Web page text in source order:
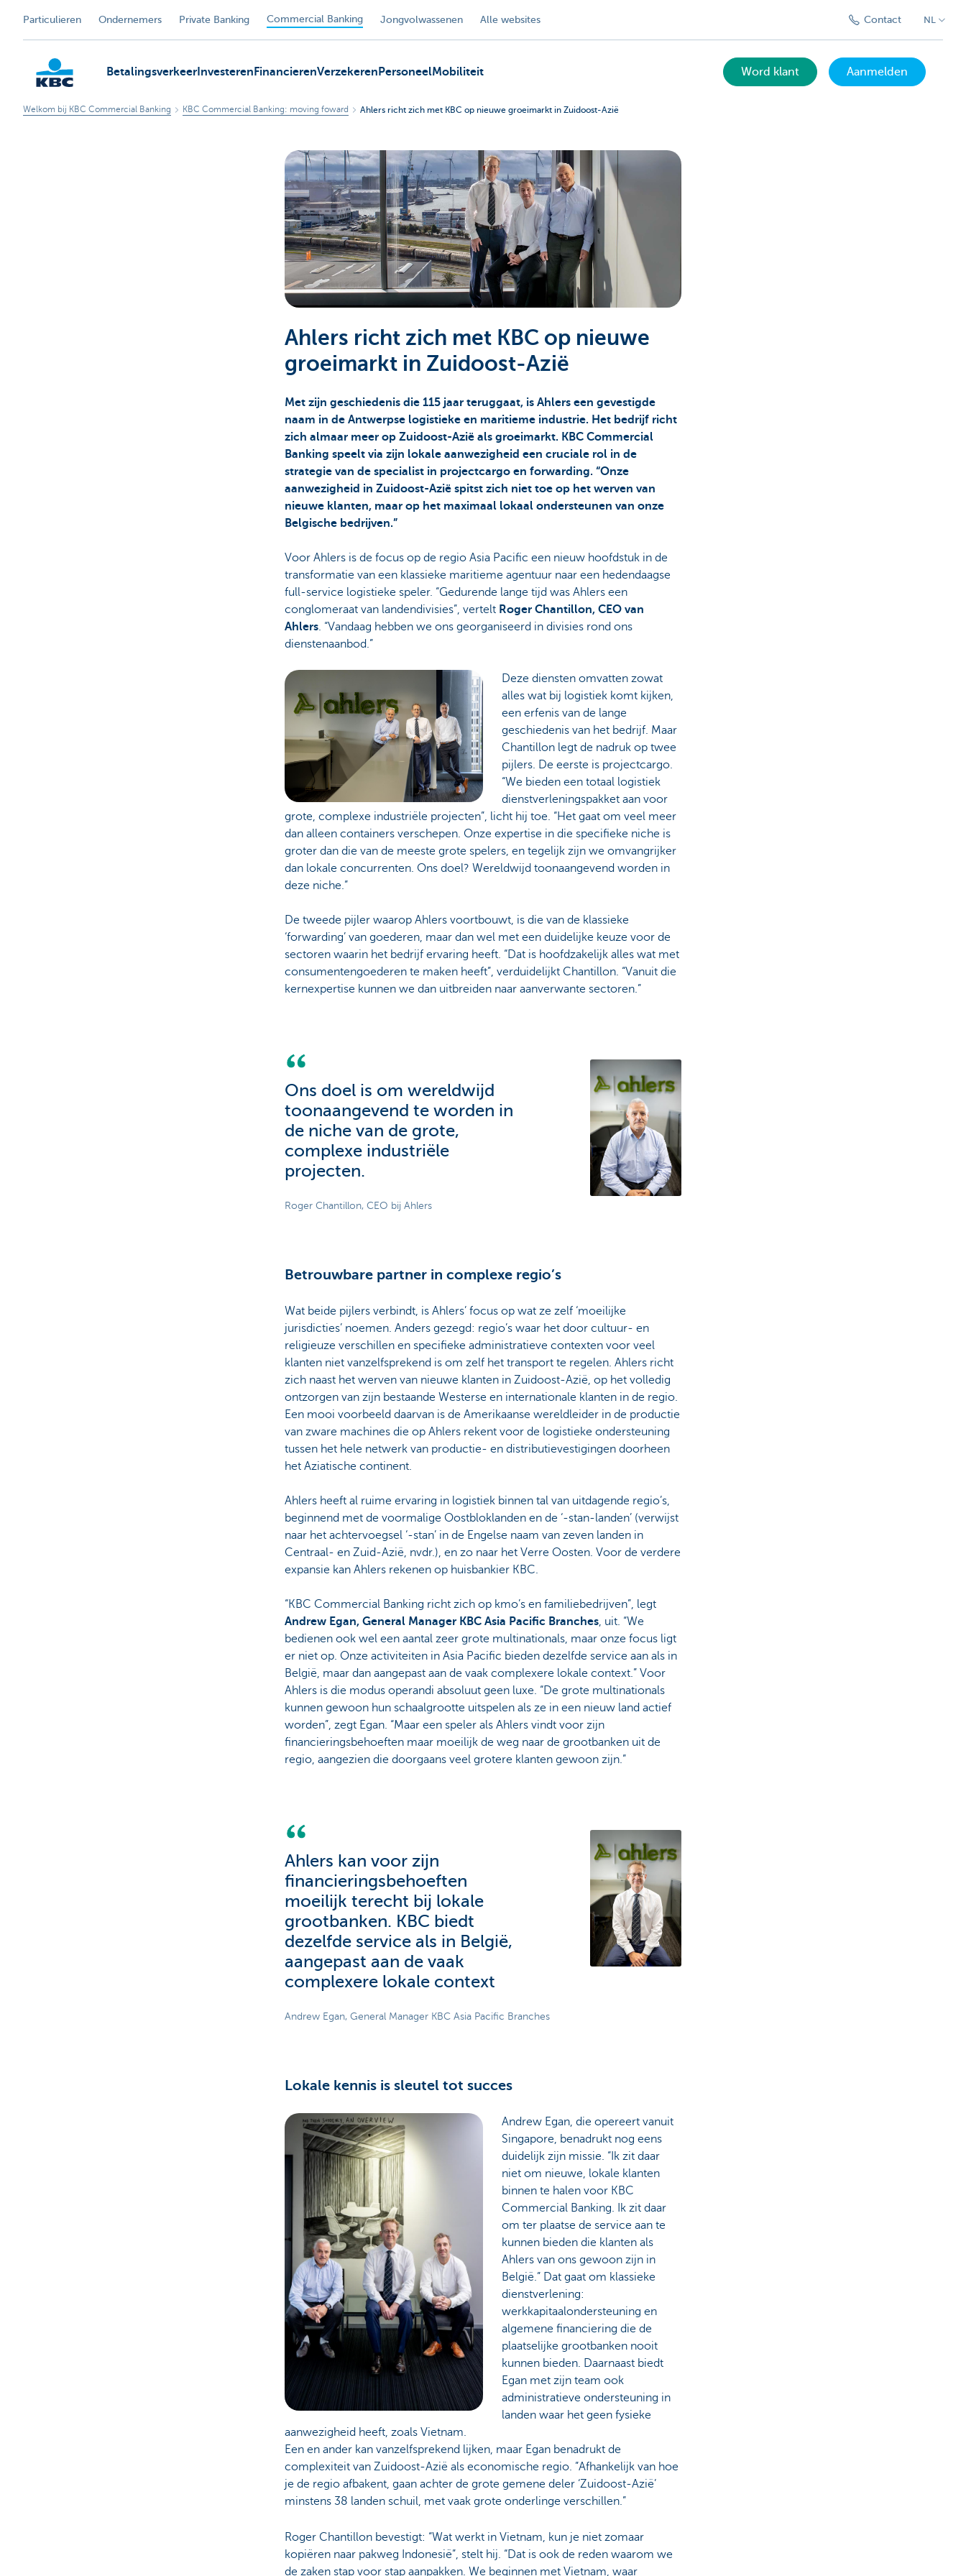
Particulieren Ondernemers Private Banking Commercial Banking Jongvolwassenen Alle websites Contact NL
Betalingsverkeer Investeren FinancierenVerzekeren PersoneelMobiliteit Word klant Aanmelden
Welkom bij KBC Commercial Banking KBC Commercial Banking: moving foward Ahlers richt zich met KBC op nieuwe groeimarkt in Zuidoost-Azië
Ahlers richt zich met KBC op nieuwe
groeimarkt in Zuidoost-Azië
Met zijn geschiedenis die 115 jaar teruggaat, is Ahlers een gevestigde
naam in de Antwerpse logistieke en maritieme industrie. Het bedrijf richt
zich almaar meer op Zuidoost-Azië als groeimarkt. KBC Commercial
Banking speelt via zijn lokale aanwezigheid een cruciale rol in de
strategie van de specialist in projectcargo en forwarding. “Onze
aanwezigheid in Zuidoost-Azië spitst zich niet toe op het werven van
nieuwe klanten, maar op het maximaal lokaal ondersteunen van onze
Belgische bedrijven.”
Voor Ahlers is de focus op de regio Asia Pacific een nieuw hoofdstuk in de
transformatie van een klassieke maritieme agentuur naar een hedendaagse
full-service logistieke speler. “Gedurende lange tijd was Ahlers een
conglomeraat van landendivisies”, vertelt Roger Chantillon, CEO van
Ahlers. “Vandaag hebben we ons georganiseerd in divisies rond ons
dienstenaanbod.”
Deze diensten omvatten zowat
alles wat bij logistiek komt kijken,
een erfenis van de lange
geschiedenis van het bedrijf. Maar
Chantillon legt de nadruk op twee
pijlers. De eerste is projectcargo.
“We bieden een totaal logistiek
dienstverleningspakket aan voor
grote, complexe industriële projecten”, licht hij toe. “Het gaat om veel meer
dan alleen containers verschepen. Onze expertise in die specifieke niche is
groter dan die van de meeste grote spelers, en tegelijk zijn we omvangrijker
dan lokale concurrenten. Ons doel? Wereldwijd toonaangevend worden in
deze niche.”
De tweede pijler waarop Ahlers voortbouwt, is die van de klassieke
‘forwarding’ van goederen, maar dan wel met een duidelijke keuze voor de
sectoren waarin het bedrijf ervaring heeft. “Dat is hoofdzakelijk alles wat met
consumentengoederen te maken heeft”, verduidelijkt Chantillon. “Vanuit die
kernexpertise kunnen we dan uitbreiden naar aanverwante sectoren.”
Ons doel is om wereldwijd
toonaangevend te worden in
de niche van de grote,
complexe industriële
projecten.
Roger Chantillon, CEO bij Ahlers
Betrouwbare partner in complexe regio’s
Wat beide pijlers verbindt, is Ahlers’ focus op wat ze zelf ‘moeilijke
jurisdicties’ noemen. Anders gezegd: regio’s waar het door cultuur- en
religieuze verschillen en specifieke administratieve contexten voor veel
klanten niet vanzelfsprekend is om zelf het transport te regelen. Ahlers richt
zich naast het werven van nieuwe klanten in Zuidoost-Azië, op het volledig
ontzorgen van zijn bestaande Westerse en internationale klanten in de regio.
Een mooi voorbeeld daarvan is de Amerikaanse wereldleider in de productie
van zware machines die op Ahlers rekent voor de logistieke ondersteuning
tussen het hele netwerk van productie- en distributievestigingen doorheen
het Aziatische continent.
Ahlers heeft al ruime ervaring in logistiek binnen tal van uitdagende regio’s,
beginnend met de voormalige Oostbloklanden en de ‘-stan-landen’ (verwijst
naar het achtervoegsel ‘-stan’ in de Engelse naam van zeven landen in
Centraal- en Zuid-Azië, nvdr.), en zo naar het Verre Oosten. Voor de verdere
expansie kan Ahlers rekenen op huisbankier KBC.
“KBC Commercial Banking richt zich op kmo’s en familiebedrijven”, legt
Andrew Egan, General Manager KBC Asia Pacific Branches, uit. “We
bedienen ook wel een aantal zeer grote multinationals, maar onze focus ligt
er niet op. Onze activiteiten in Asia Pacific bieden dezelfde service aan als in
België, maar dan aangepast aan de vaak complexere lokale context.” Voor
Ahlers is die modus operandi absoluut geen luxe. “De grote multinationals
kunnen gewoon hun schaalgrootte uitspelen als ze in een nieuw land actief
worden”, zegt Egan. “Maar een speler als Ahlers vindt voor zijn
financieringsbehoeften maar moeilijk de weg naar de grootbanken uit de
regio, aangezien die doorgaans veel grotere klanten gewoon zijn.”
Ahlers kan voor zijn
financieringsbehoeften
moeilijk terecht bij lokale
grootbanken. KBC biedt
dezelfde service als in België,
aangepast aan de vaak
complexere lokale context
Andrew Egan, General Manager KBC Asia Pacific Branches
Lokale kennis is sleutel tot succes
Andrew Egan, die opereert vanuit
Singapore, benadrukt nog eens
duidelijk zijn missie. “Ik zit daar
niet om nieuwe, lokale klanten
binnen te halen voor KBC
Commercial Banking. Ik zit daar
om ter plaatse de service aan te
kunnen bieden die klanten als
Ahlers van ons gewoon zijn in
België.” Dat gaat om klassieke
dienstverlening:
werkkapitaalondersteuning en
algemene financiering die de
plaatselijke grootbanken nooit
kunnen bieden. Daarnaast biedt
Egan met zijn team ook
administratieve ondersteuning in
landen waar het geen fysieke
aanwezigheid heeft, zoals Vietnam.
Een en ander kan vanzelfsprekend lijken, maar Egan benadrukt de
complexiteit van Zuidoost-Azië als economische regio. ”Afhankelijk van hoe
je de regio afbakent, gaan achter de grote gemene deler ‘Zuidoost-Azië’
minstens 38 landen schuil, met vaak grote onderlinge verschillen.”
Roger Chantillon bevestigt: “Wat werkt in Vietnam, kun je niet zomaar
kopiëren naar pakweg Indonesië”, stelt hij. “Dat is ook de reden waarom we
de zaken stap voor stap aanpakken. We beginnen met Vietnam, waar